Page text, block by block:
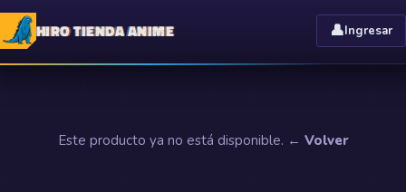
HIRO TIENDA ANIME 👤Ingresar
Este producto ya no está disponible. ← Volver